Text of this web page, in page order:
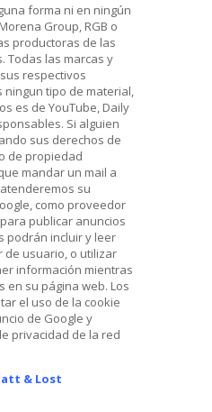
forma ni en ningún
Group, RGB o
productoras de las
Todas las marcas y
respectivos
tipo de material,
es de YouTube, Daily
Si alguien
sus derechos de
de propiedad
mandar un mail a
su
como proveedor
publicar anuncios
podrán incluir y leer
de usuario, o utilizar
información mientras
en su página web. Los
el uso de la cookie
de Google y
privacidad de la red
& Lost